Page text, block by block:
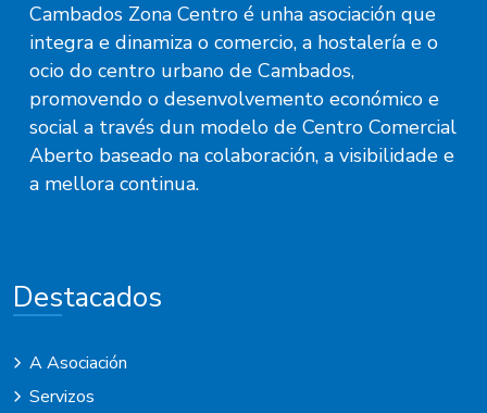
Cambados Zona Centro é unha asociación que
integra e dinamiza o comercio, a hostalería e o
ocio do centro urbano de Cambados,
promovendo o desenvolvemento económico e
social a través dun modelo de Centro Comercial
Aberto baseado na colaboración, a visibilidade e
a mellora continua.
Destacados
A Asociación
Servizos